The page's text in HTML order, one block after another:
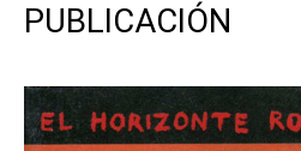
PUBLICACIÓN